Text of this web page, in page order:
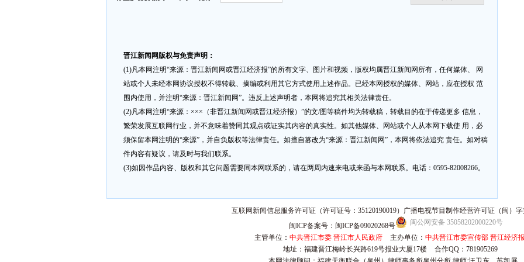
晋江新闻网版权与免责声明：
(1)凡本网注明“来源：晋江新闻网或晋江经济报”的所有文字、图片和视频，版权均属晋江新闻网所有，任何媒体、 网
站或个人未经本网协议授权不得转载、摘编或利用其它方式使用上述作品。已经本网授权的媒体、网站，应在授权 范
围内使用，并注明“来源：晋江新闻网”。违反上述声明者，本网将追究其相关法律责任。
(2)凡本网注明“来源：×××（非晋江新闻网或晋江经济报）”的文/图等稿件均为转载稿，转载目的在于传递更多 信息，
繁荣发展互联网行业，并不意味着赞同其观点或证实其内容的真实性。如其他媒体、网站或个人从本网下载使 用，必
须保留本网注明的“来源”，并自负版权等法律责任。如擅自篡改为“来源：晋江新闻网”，本网将依法追究 责任。如对稿
件内容有疑议，请及时与我们联系。
(3)如因作品内容、版权和其它问题需要同本网联系的，请在两周内速来电或来函与本网联系。电话：0595-82008266。
互联网新闻信息服务许可证（许可证号：35120190019）广播电视节目制作经营许可证（闽）字
闽ICP备案号：闽ICP备09020268号
闽公网安备 35058202000220号
主管单位： 中共晋江市委 晋江市人民政府 主办单位： 中共晋江市委宣传部 晋江经济
地址：福建晋江梅岭长兴路619号报业大厦17楼
合作QQ：781905269